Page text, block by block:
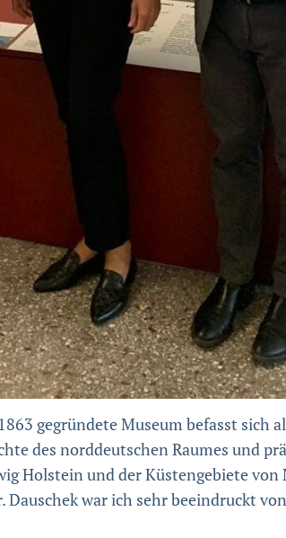
gegründete Museum befasst sich
des norddeutschen Raumes und
Holstein und der Küstengebiete von
war ich sehr beeindruckt